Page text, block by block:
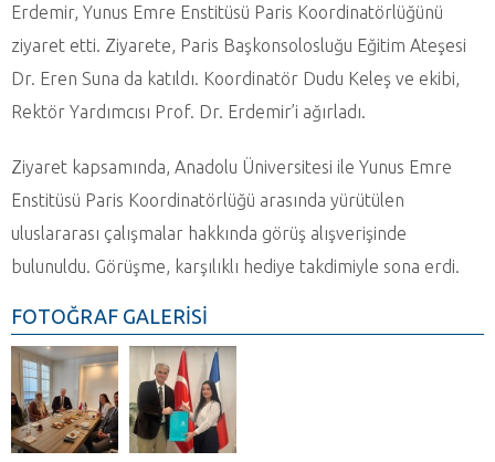
Erdemir, Yunus Emre Enstitüsü Paris Koordinatörlüğünü
ziyaret etti. Ziyarete, Paris Başkonsolosluğu Eğitim Ateşesi
Dr. Eren Suna da katıldı. Koordinatör Dudu Keleş ve ekibi,
Rektör Yardımcısı Prof. Dr. Erdemir’i ağırladı.
Ziyaret kapsamında, Anadolu Üniversitesi ile Yunus Emre
Enstitüsü Paris Koordinatörlüğü arasında yürütülen
uluslararası çalışmalar hakkında görüş alışverişinde
bulunuldu. Görüşme, karşılıklı hediye takdimiyle sona erdi.
FOTOĞRAF GALERİSİ